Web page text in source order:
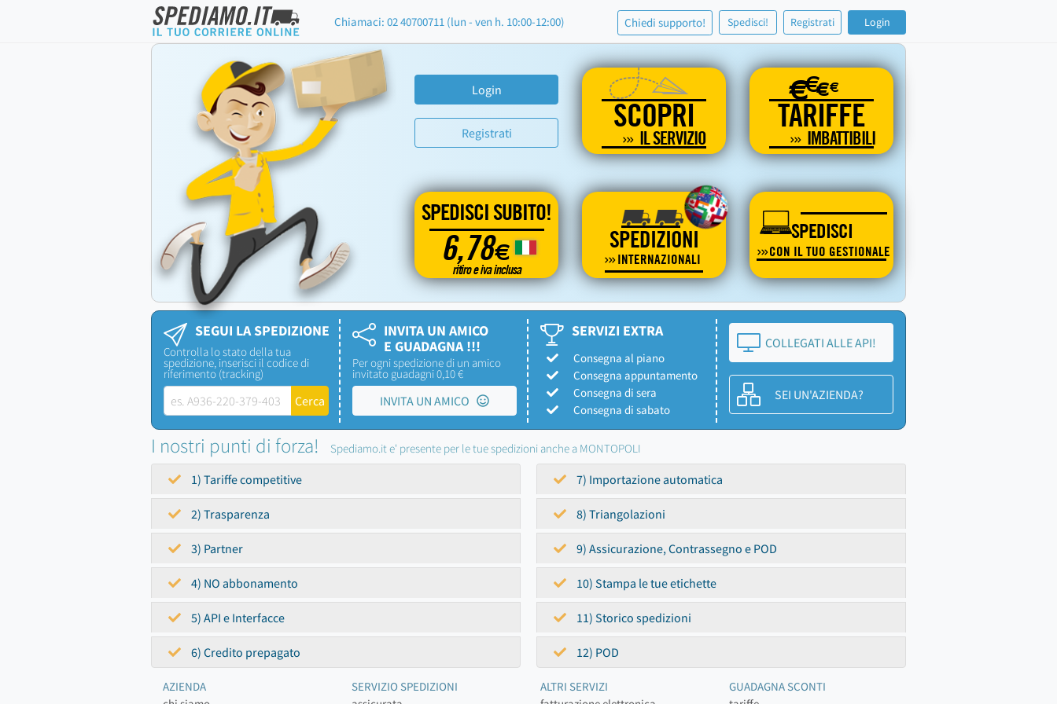
Chiamaci: 02 40700711 (lun - ven h. 10:00-12:00) Chiedi supporto! Spedisci! Registrati Login
Login
Registrati SCOPRI
IL SERVIZIO
€€€€
TARIFFE
IMBATTIBILI
SPEDISCI SUBITO!
6,78€
ritiro e iva inclusa
SPEDIZIONI
INTERNAZIONALI
SPEDISCI
CON IL TUO GESTIONALE
SEGUI LA SPEDIZIONE
Controlla lo stato della tua
spedizione, inserisci il codice di
riferimento (tracking)
INVITA UN AMICO
E GUADAGNA !!!
Per ogni spedizione di un amico
invitato guadagni 0,10 €
INVITA UN AMICO
SERVIZI EXTRA
Consegna al piano
Consegna appuntamento
Consegna di sera
Consegna di sabato
COLLEGATI ALLE API!
SEI UN'AZIENDA?
I nostri punti di forza! Spediamo.it e' presente per le tue spedizioni anche a MONTOPOLI
1) Tariffe competitive
2) Trasparenza
3) Partner
4) NO abbonamento
5) API e Interfacce
6) Credito prepagato
7) Importazione automatica
8) Triangolazioni
9) Assicurazione, Contrassegno e POD
10) Stampa le tue etichette
11) Storico spedizioni
12) POD
AZIENDA
SERVIZIO SPEDIZIONI
ALTRI SERVIZI
GUADAGNA SCONTI